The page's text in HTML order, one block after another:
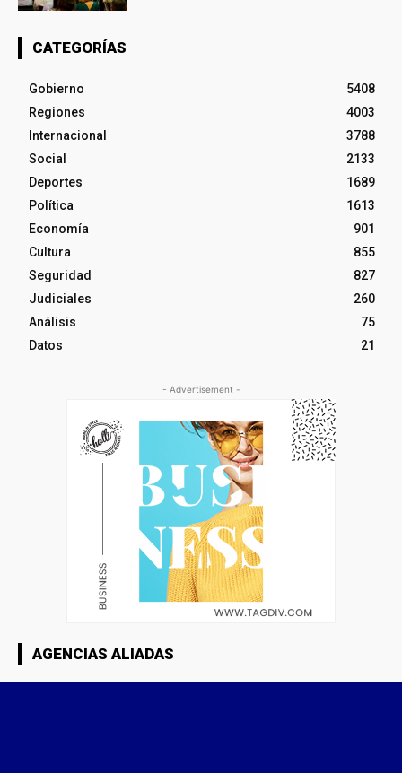
CATEGORÍAS
Gobierno
5408
Regiones
4003
Internacional
3788
Social
2133
Deportes
1689
Política
1613
Economía
901
Cultura
855
Seguridad
827
Judiciales
260
Análisis
75
Datos
21
- Advertisement -
AGENCIAS ALIADAS